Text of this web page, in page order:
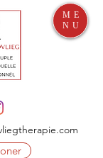
ME
NU